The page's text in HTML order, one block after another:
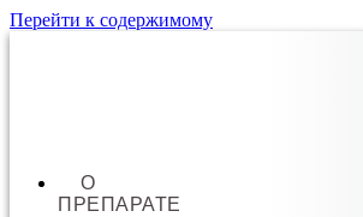
Перейти к содержимому
О
ПРЕПАРАТЕ